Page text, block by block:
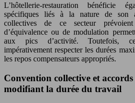
L’hôtellerie-restauration bénéficie
spécifiques liés à la nature de son
collectives de ce secteur
d’équivalence ou de modulation
aux pics d’activité. Toutefois,
impérativement respecter les durées
les repos compensateurs appropriés.
Convention collective et accords
modifiant la durée du travail